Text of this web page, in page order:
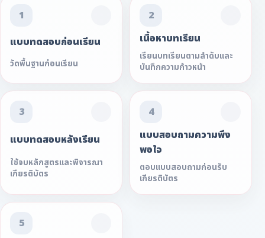
1
แบบทดสอบก่อนเรียน
วัดพื้นฐานก่อนเรียน
2
เนื้อหาบทเรียน
เรียนบทเรียนตามลำดับและ
บันทึกความก้าวหน้า
3
แบบทดสอบหลังเรียน
ใช้จบหลักสูตรและพิจารณา
เกียรติบัตร
4
แบบสอบถามความพึง
พอใจ
ตอบแบบสอบถามก่อนรับ
เกียรติบัตร
5